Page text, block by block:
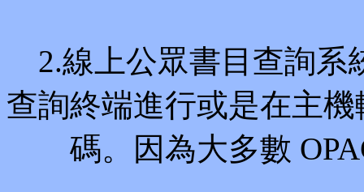
2.線上公眾書目查詢系
查詢終端進行或是在主機
碼。因為大多數